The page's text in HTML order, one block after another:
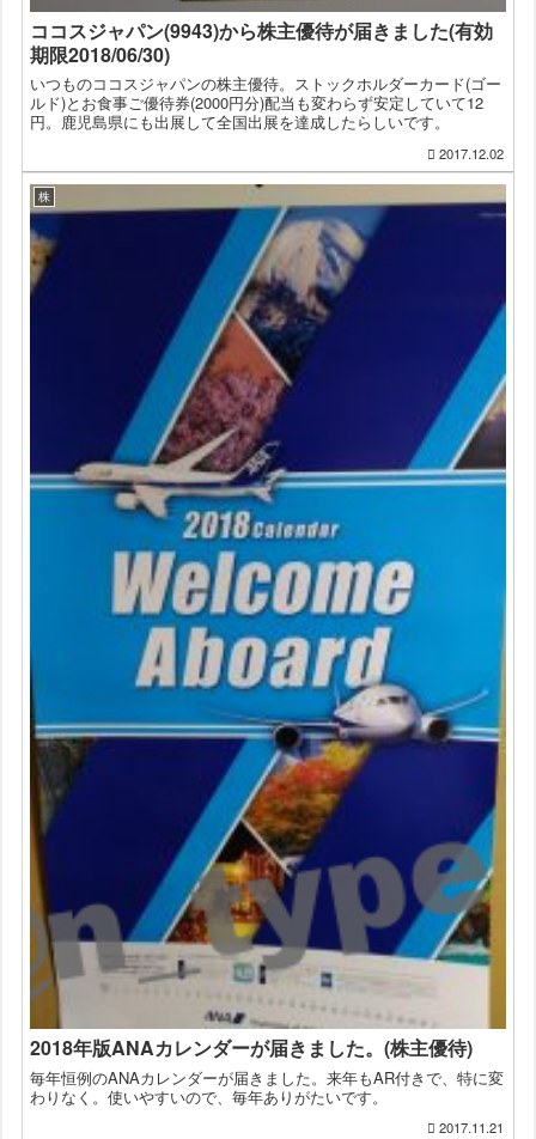
ココスジャパン(9943)から株主優待が届きました(有効
期限2018/06/30)
いつものココスジャパンの株主優待。ストックホルダーカード(ゴー
ルド)とお食事ご優待券(2000円分)配当も変わらず安定していて12
円。鹿児島県にも出展して全国出展を達成したらしいです。
2017.12.02
株
2018年版ANAカレンダーが届きました。(株主優待)
毎年恒例のANAカレンダーが届きました。来年もAR付きで、特に変
わりなく。使いやすいので、毎年ありがたいです。
2017.11.21